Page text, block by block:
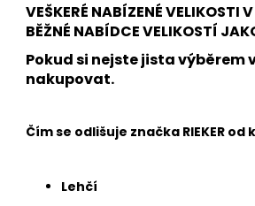
VEŠKERÉ NABÍZENÉ VELIKOSTI
BĚŽNÉ NABÍDCE VELIKOSTÍ
Pokud si nejste jista
nakupovat.
Čím se odlišuje značka RIEKER
Lehčí